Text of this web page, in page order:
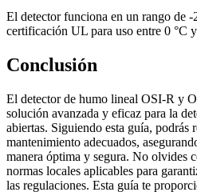
El detector funciona en un rango de -
certificación UL para uso entre 0 °C
Conclusión
El detector de humo lineal OSI-R y
solución avanzada y eficaz para la
abiertas. Siguiendo esta guía, podrás
mantenimiento adecuados,
manera óptima y segura. No olvides
normas locales aplicables para
las regulaciones. Esta guía te